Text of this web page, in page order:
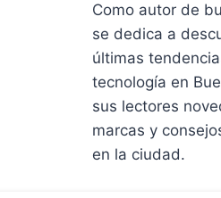
Como autor de
se dedica a
últimas
tecnología en
sus lectores
marcas y
en la ciudad.